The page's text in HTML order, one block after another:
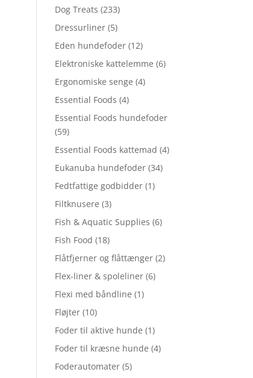
Dog Treats (233)
Dressurliner (5)
Eden hundefoder (12)
Elektroniske kattelemme (6)
Ergonomiske senge (4)
Essential Foods (4)
Essential Foods hundefoder
(59)
Essential Foods kattemad (4)
Eukanuba hundefoder (34)
Fedtfattige godbidder (1)
Filtknusere (3)
Fish & Aquatic Supplies (6)
Fish Food (18)
Flåtfjerner og flåttænger (2)
Flex-liner & spoleliner (6)
Flexi med båndline (1)
Fløjter (10)
Foder til aktive hunde (1)
Foder til kræsne hunde (4)
Foderautomater (5)